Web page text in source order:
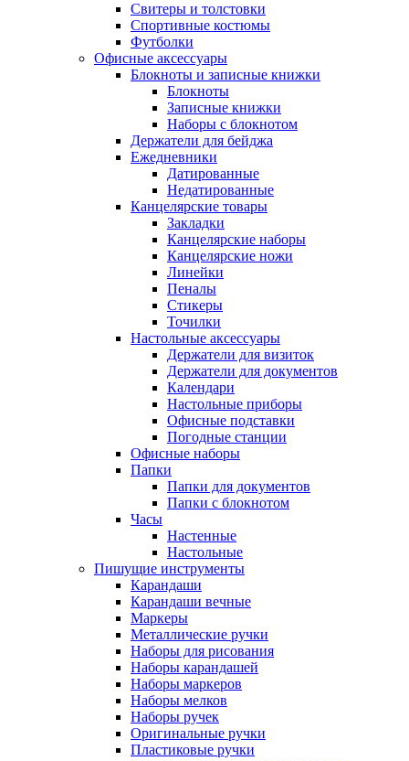
Свитеры и толстовки
Спортивные костюмы
Футболки
Офисные аксессуары
Блокноты и записные книжки
Блокноты
Записные книжки
Наборы с блокнотом
Держатели для бейджа
Ежедневники
Датированные
Недатированные
Канцелярские товары
Закладки
Канцелярские наборы
Канцелярские ножи
Линейки
Пеналы
Стикеры
Точилки
Настольные аксессуары
Держатели для визиток
Держатели для документов
Календари
Настольные приборы
Офисные подставки
Погодные станции
Офисные наборы
Папки
Папки для документов
Папки с блокнотом
Часы
Настенные
Настольные
Пишущие инструменты
Карандаши
Карандаши вечные
Маркеры
Металлические ручки
Наборы для рисования
Наборы карандашей
Наборы маркеров
Наборы мелков
Наборы ручек
Оригинальные ручки
Пластиковые ручки